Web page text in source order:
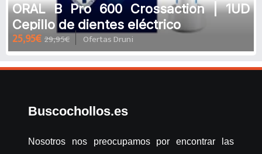
ORAL B Pro 600 Crossaction | 1UD
Cepillo de dientes eléctrico
25,95€ 29,95€ Ofertas Druni
Buscochollos.es
Nosotros nos preocupamos por encontrar las